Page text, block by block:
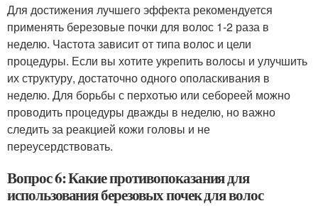
Для достижения лучшего эффекта рекомендуется
применять березовые почки для волос 1-2 раза в
неделю. Частота зависит от типа волос и цели
процедуры. Если вы хотите укрепить волосы и улучшить
их структуру, достаточно одного ополаскивания в
неделю. Для борьбы с перхотью или себореей можно
проводить процедуры дважды в неделю, но важно
следить за реакцией кожи головы и не
переусердствовать.
Вопрос 6: Какие противопоказания для
использования березовых почек для волос